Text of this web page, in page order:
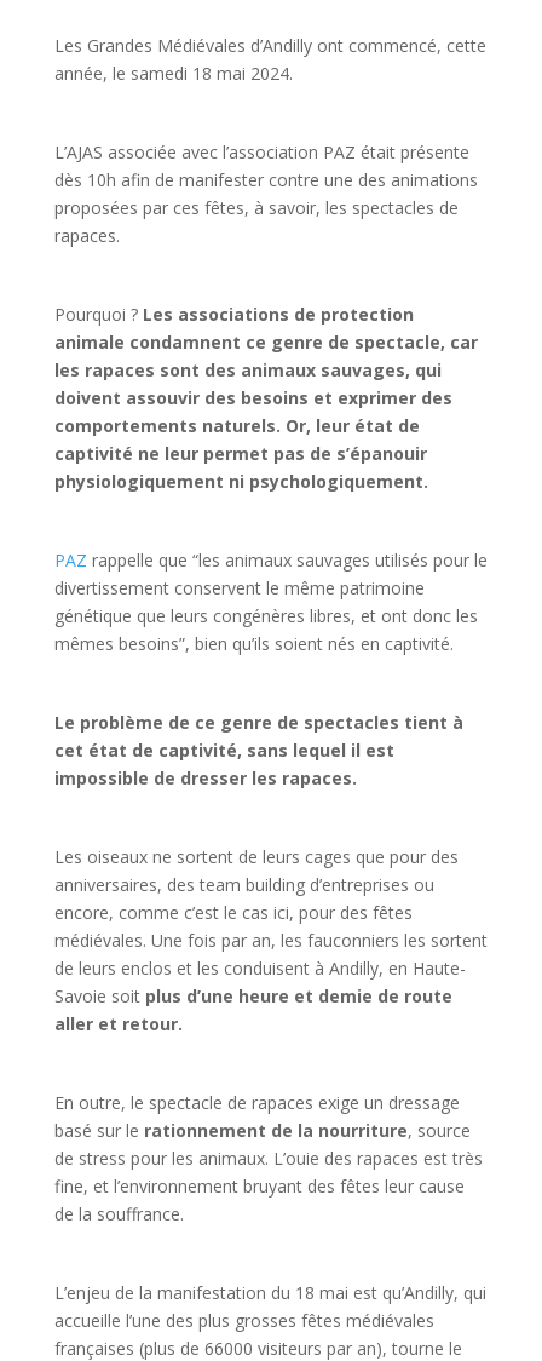
Les Grandes Médiévales d’Andilly ont commencé, cette
année, le samedi 18 mai 2024.
L’AJAS associée avec l’association PAZ était présente
dès 10h afin de manifester contre une des animations
proposées par ces fêtes, à savoir, les spectacles de
rapaces.
Pourquoi ?Les associations de protection
animale condamnent ce genre de spectacle, car
les rapaces sont des animaux sauvages, qui
doivent assouvir des besoins et exprimer des
comportements naturels. Or, leur état de
captivité ne leur permet pas de s’épanouir
physiologiquement ni psychologiquement.
PAZ rappelle que “les animaux sauvages utilisés pour le
divertissement conservent le même patrimoine
génétique que leurs congénères libres, et ont donc les
mêmes besoins”, bien qu’ils soient nés en captivité.
Le problème de ce genre de spectacles tient à
cet état de captivité, sans lequel il est
impossible de dresser les rapaces.
Les oiseaux ne sortent de leurs cages que pour des
anniversaires, des team building d’entreprises ou
encore, comme c’est le cas ici, pour des fêtes
médiévales. Une fois par an, les fauconniers les sortent
de leurs enclos et les conduisent à Andilly, en Haute-
Savoie soit plus d’une heure et demie de route
aller et retour.
En outre, le spectacle de rapaces exige un dressage
basé sur le rationnement de la nourriture, source
de stress pour les animaux. L’ouie des rapaces est très
fine, et l’environnement bruyant des fêtes leur cause
de la souffrance.
L’enjeu de la manifestation du 18 mai est qu’Andilly, qui
accueille l’une des plus grosses fêtes médiévales
françaises (plus de 66000 visiteurs par an), tourne le